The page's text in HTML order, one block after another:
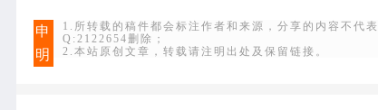
申
明
1.所转载的稿件都会标注作者和来源，分享的内容不代
Q:2122654删除；
2.本站原创文章，转载请注明出处及保留链接。